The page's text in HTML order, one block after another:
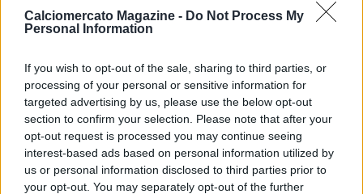
Calciomercato Magazine - Do Not Process My
Personal Information
If you wish to opt-out of the sale, sharing to third parties, or
processing of your personal or sensitive information for
targeted advertising by us, please use the below opt-out
section to confirm your selection. Please note that after your
opt-out request is processed you may continue seeing
interest-based ads based on personal information utilized by
us or personal information disclosed to third parties prior to
your opt-out. You may separately opt-out of the further
Con l’intervento della madrina Marisa Laurito, parteciperanno
all’illustrazione del progetto:
* sig. Giovanni Pinto, presidente della fondazione Trianon
Viviani
* ing. Umberto Volpe, direttore generale territoriale del Sud
– ministero
delle Infrastrutture e dei Trasporti